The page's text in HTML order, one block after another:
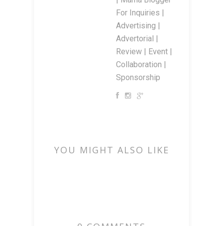
For Inquiries |
Advertising |
Advertorial |
Review | Event |
Collaboration |
Sponsorship
YOU MIGHT ALSO LIKE